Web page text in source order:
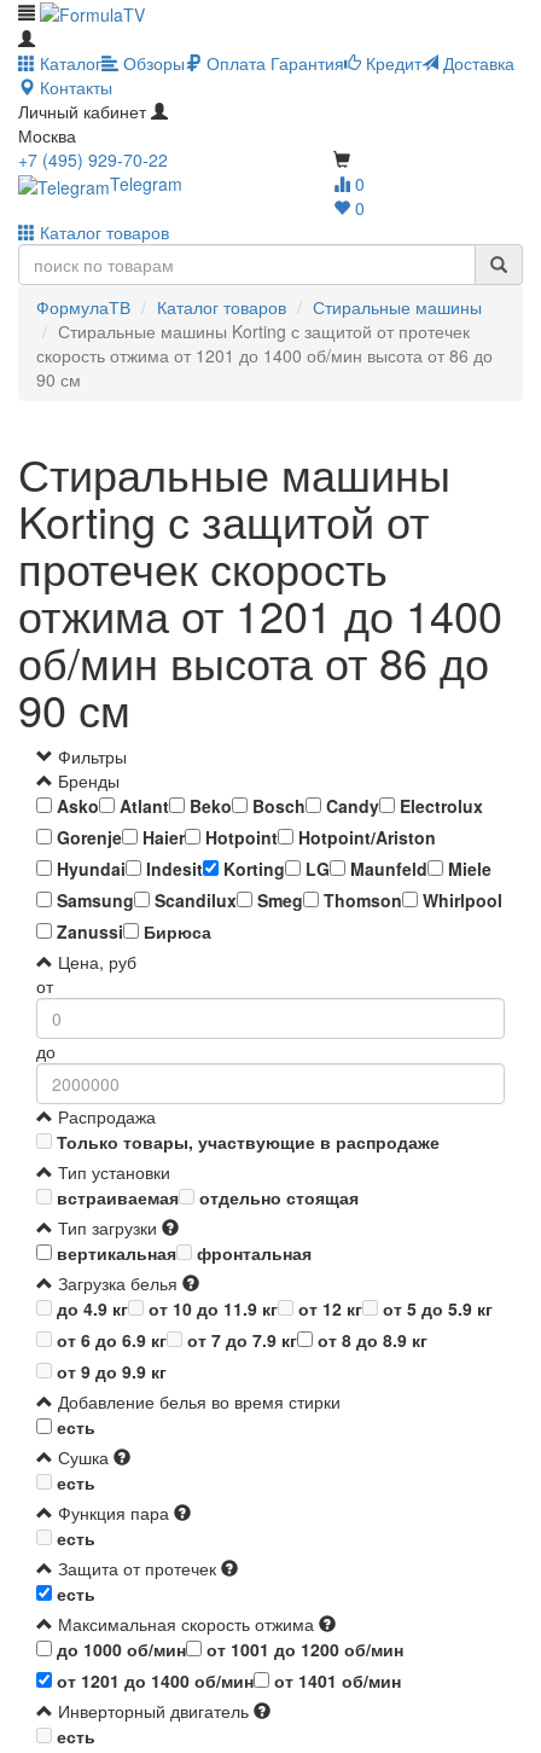
Каталог Обзоры Оплата Гарантия Кредит
Доставка
Контакты
Личный кабинет
Москва
0
0
+7 (495) 929-70-22
Telegram
Каталог товаров
ФормулаТВ Каталог товаров
Стиральные машины
Стиральные машины Korting с защитой от протечек
скорость отжима от 1201 до 1400 об/мин высота от 86 до
90 см
Стиральные машины
Korting с защитой от
протечек скорость
отжима от 1201 до 1400
об/мин высота от 86 до
90 см
Фильтры
Бренды
Asko
Atlant Beko Bosch Candy
Electrolux
Gorenje
Haier Hotpoint
Hotpoint/Ariston
Hyundai
Indesit Korting LG Maunfeld
Miele
Samsung
Scandilux Smeg Thomson
Whirlpool
Zanussi
Бирюса
Цена, руб
от
до
Распродажа
Только товары, участвующие в распродаже
Тип установки
встраиваемая
отдельно стоящая
Тип загрузки
вертикальная
фронтальная
Загрузка белья
до 4.9 кг
от 10 до 11.9 кг от 12 кг
от 5 до 5.9 кг
от 6 до 6.9 кг
от 7 до 7.9 кг
от 8 до 8.9 кг
от 9 до 9.9 кг
Добавление белья во время стирки
есть
Сушка
есть
Функция пара
есть
Защита от протечек
есть
Максимальная скорость отжима
до 1000 об/мин
от 1001 до 1200 об/мин
от 1201 до 1400 об/мин
от 1401 об/мин
Инверторный двигатель
есть